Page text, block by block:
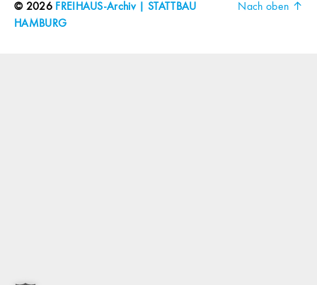
© 2026 FREIHAUS-Archiv | STATTBAU
HAMBURG
Nach oben ↑